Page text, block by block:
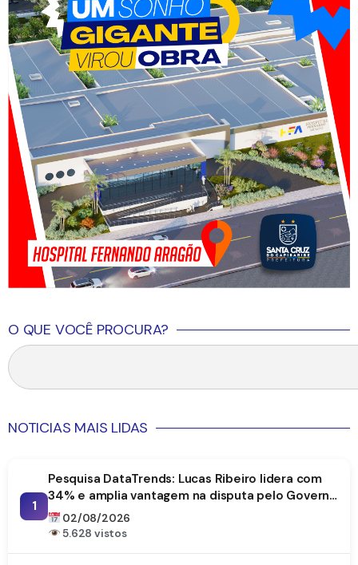
O QUE VOCÊ PROCURA?
NOTICIAS MAIS LIDAS
1
Pesquisa DataTrends: Lucas Ribeiro lidera com
34% e amplia vantagem na disputa pelo Governo
da Paraíba
02/08/2026
5.628 vistos